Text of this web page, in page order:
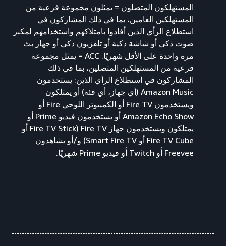
المستهلكون المتصلون = يمثلون مجموعة فرعية من
المستهلكين العامين، بما في ذلك المشاركون في
استطلاع الرأي الذين أفادوا بامتلاكهم واستخدامهم لمكبر
صوت ذكي أو شاشة ذكية أو تلفزيون ذكي أو جهاز بث
مرة واحدة على الأقل شهريًا. ACC = يمثل مجموعة
فرعية من المستهلكين المتصلين، بما في ذلك
المشاركون في استطلاع الرأي الذين: يستخدمون
Amazon Music (أي جهاز، أي فئة) أو يمتلكون
ويستخدمون Fire TV أو الكمبيوتر اللوحي Fire أو
Amazon Echo Show أو يستخدمون فيديو Prime أو
يمتلكون ويستخدمون جهاز Fire TV (Fire TV Stick أو
Fire TV Cube أو Smart Fire TV) و/أو يشاهدون
Freevee أو Twitch أو فيديو Prime شهريًا.